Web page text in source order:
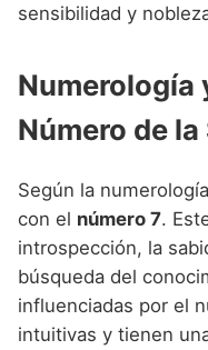
sensibilidad y
Numerología
Número de
Según la
con el número 7.
introspección, la
búsqueda del
influenciadas por el
intuitivas y tienen